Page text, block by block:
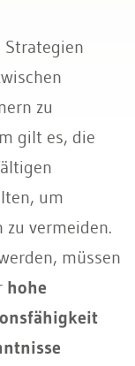
Strategien
zu
gilt es, die
um
vermeiden.
müssen
hohe